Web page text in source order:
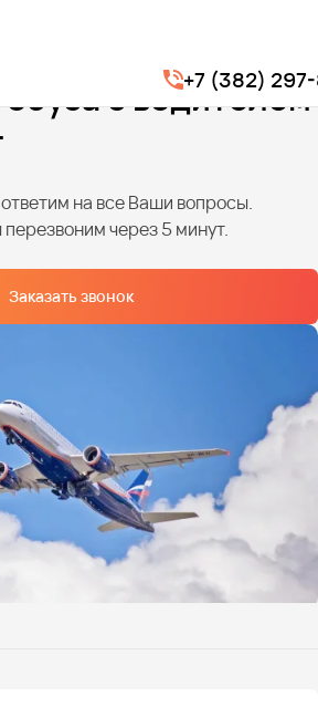
+7 (382)
Трансфер из аэропорта
с водителем
на все Ваши вопросы.
через 5 минут.
Заказать звонок